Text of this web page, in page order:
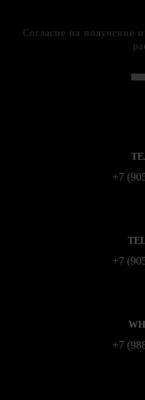
Согласие на получение
+7
+7
+7